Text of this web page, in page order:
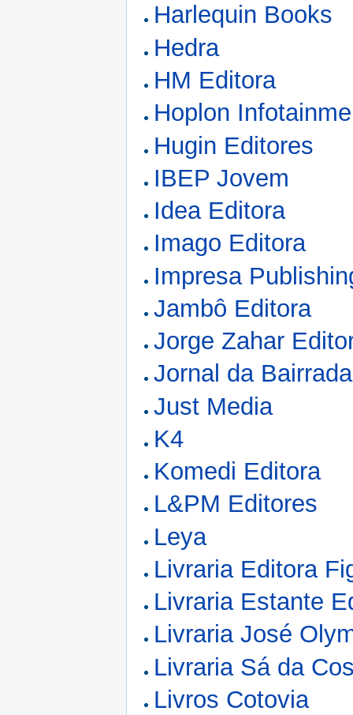
Harlequin Books
Hedra
HM Editora
Hoplon
Hugin Editores
IBEP Jovem
Idea Editora
Imago Editora
Impresa
Jambô Editora
Jorge Zahar
Jornal da Bairrada
Just Media
K4
Komedi Editora
L&PM Editores
Leya
Livraria Editora
Livraria Estante
Livraria José
Livraria Sá da
Livros Cotovia